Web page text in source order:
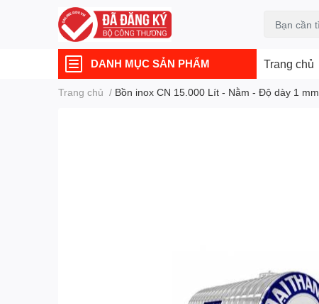
DANH MỤC SẢN PHẨM Trang chủ
Trang chủ / Bồn inox CN 15.000 Lít - Nằm - Độ dày 1 mm